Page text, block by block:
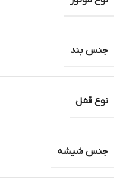
جنس بند
نوع قفل
جنس شیشه